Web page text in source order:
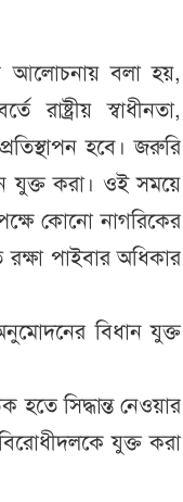
আলোচনায় বলা হয়,
স্বাধীনতা,
হবে। জরুরি
যুক্ত করা। ওই সময়ে
কোনো নাগরিকের
পাইবার অধিকার
অনুমোদনের বিধান যুক্ত
হতে সিদ্ধান্ত নেওয়ার
যুক্ত করা